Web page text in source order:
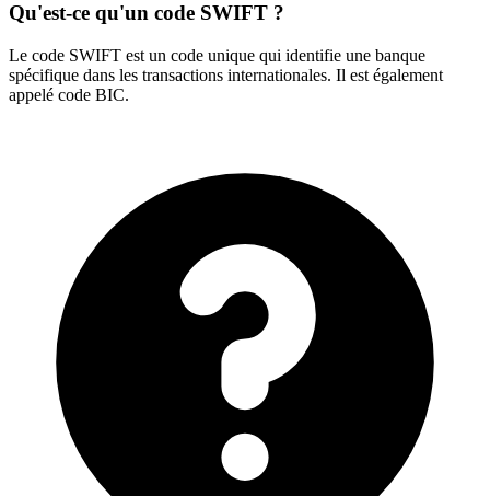
Qu'est-ce qu'un code SWIFT ?
Le code SWIFT est un code unique qui identifie une banque
spécifique dans les transactions internationales. Il est également
appelé code BIC.